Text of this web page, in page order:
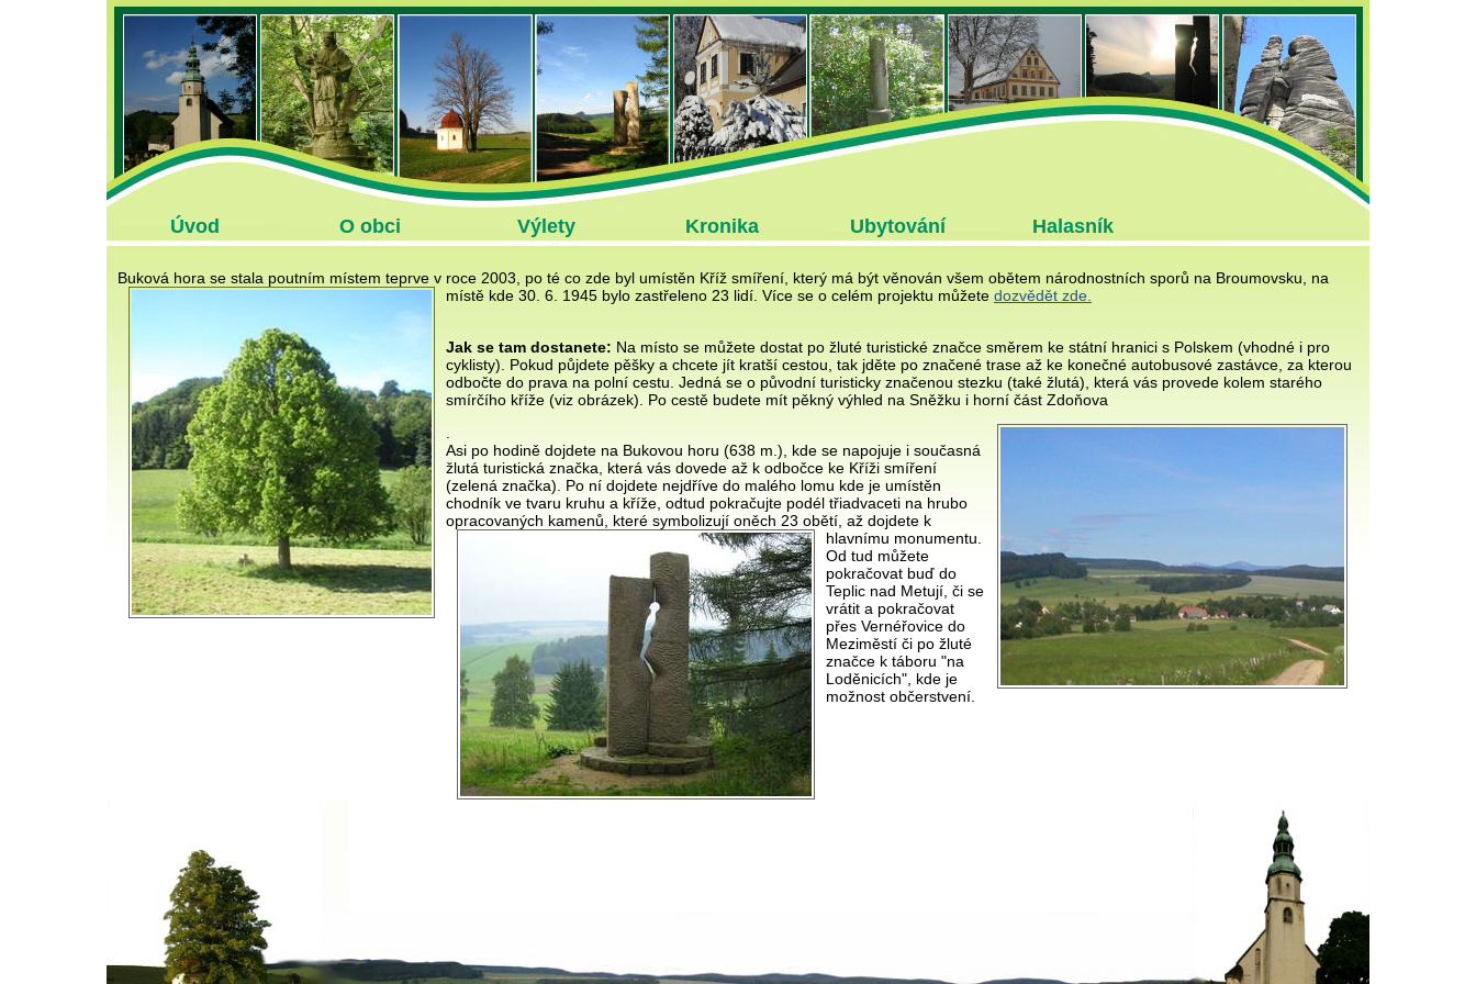
Úvod O obci Výlety Kronika Ubytování Halasník
Buková hora se stala poutním místem teprve v roce 2003, po té co zde byl umístěn Kříž smíření, který má být věnován všem obětem národnostních sporů na Broumovsku, na
místě kde 30. 6. 1945 bylo zastřeleno 23 lidí. Více se o celém projektu můžete dozvědět zde.
Jak se tam dostanete: Na místo se můžete dostat po žluté turistické značce směrem ke státní hranici s Polskem (vhodné i pro
cyklisty). Pokud půjdete pěšky a chcete jít kratší cestou, tak jděte po značené trase až ke konečné autobusové zastávce, za kterou
odbočte do prava na polní cestu. Jedná se o původní turisticky značenou stezku (také žlutá), která vás provede kolem starého
smírčího kříže (viz obrázek). Po cestě budete mít pěkný výhled na Sněžku i horní část Zdoňova
.
Asi po hodině dojdete na Bukovou horu (638 m.), kde se napojuje i současná
žlutá turistická značka, která vás dovede až k odbočce ke Kříži smíření
(zelená značka). Po ní dojdete nejdříve do malého lomu kde je umístěn
chodník ve tvaru kruhu a kříže, odtud pokračujte podél třiadvaceti na hrubo
opracovaných kamenů, které symbolizují oněch 23 obětí, až dojdete k
hlavnímu monumentu.
Od tud můžete
pokračovat buď do
Teplic nad Metují, či se
vrátit a pokračovat
přes Vernéřovice do
Meziměstí či po žluté
značce k táboru "na
Loděnicích", kde je
možnost občerstvení.